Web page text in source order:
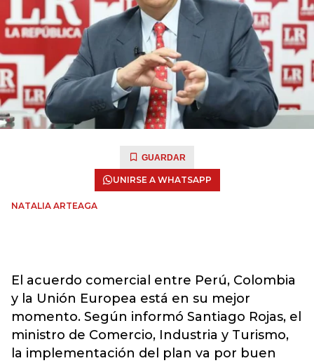
GUARDAR
UNIRSE A WHATSAPP
NATALIA ARTEAGA
El acuerdo comercial entre Perú, Colombia
y la Unión Europea está en su mejor
momento. Según informó Santiago Rojas, el
ministro de Comercio, Industria y Turismo,
la implementación del plan va por buen